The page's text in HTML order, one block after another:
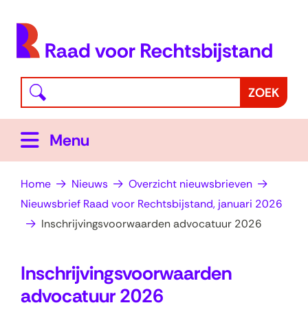
website
worden
toegestaan
Waar
bent
naar
op
zoek?
ZOEK
Menu
Home Nieuws
Overzicht nieuwsbrieven
Nieuwsbrief Raad voor Rechtsbijstand, januari 2026
Inschrijvingsvoorwaarden advocatuur 2026
Inschrijvingsvoorwaarden
advocatuur 2026